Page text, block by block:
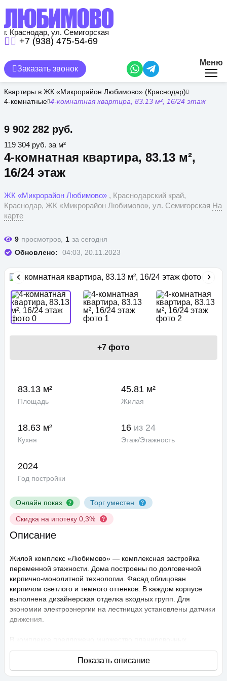
основному
содержанию
г. Краснодар, ул. Семигорская
+7 (938) 475-54-69
Заказать звонок
Меню
Квартиры в ЖК «Микрорайон Любимово» (Краснодар)
4-комнатные 4-комнатная квартира, 83.13 м², 16/24 этаж
4-комнатная квартира, 83.13 м²,
16/24 этаж
9 902 282 руб.
ЖК «Микрорайон Любимово» , Краснодарский край,
Краснодар, ЖК «Микрорайон Любимово», ул. Семигорская На
карте
119 304 руб. за м²
9 просмотров, 1 за сегодня
Обновлено:
04:03, 20.11.2023
Онлайн показ
Торг уместен
Скидка на ипотеку 0,3%
+7 фото
83.13 м²
Площадь
45.81 м²
Жилая
18.63 м²
Кухня
16 из 24
Этаж/Этажность
2024
Год постройки
Описание
Жилой комплекс «Любимово» — комплексная застройка
переменной этажности. Дома построены по долговечной
кирпично-монолитной технологии. Фасад облицован
кирпичом светлого и темного оттенков. В каждом корпусе
выполнена дизайнерская отделка входных групп. Для
экономии электроэнергии на лестницах установлены датчики
движения.
В комплексе предложено множество планировочных
решений: в наличии квартиры, как классического типа, так и
европланировки. Они сдаются с подчистовой отделкой,
высота потолков составляет 2,75 метра. В квартирах